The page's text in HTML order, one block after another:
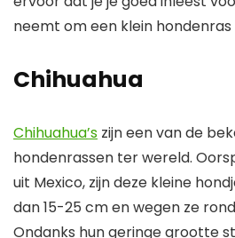
neemt om een klein hondenras
Chihuahua
Chihuahua’s zijn een van de
hondenrassen ter wereld.
uit Mexico, zijn deze kleine
dan 15-25 cm en wegen ze
Ondanks hun geringe grootte